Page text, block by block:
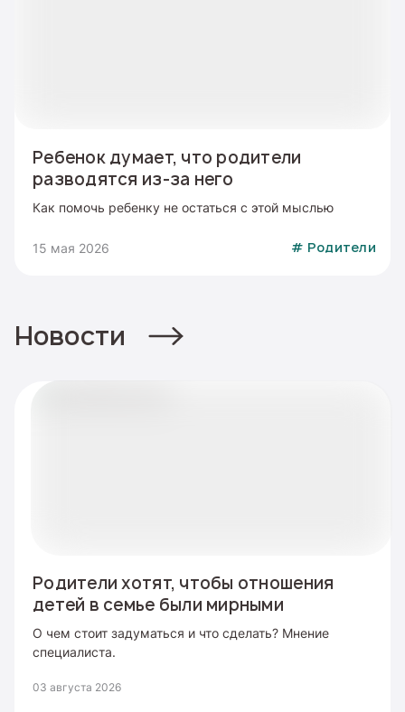
Ребенок думает, что родители
разводятся из-за него
Как помочь ребенку не остаться с этой мыслью
15 мая 2026 # Родители
Новости
Родители хотят, чтобы отношения
детей в семье были мирными
О чем стоит задуматься и что сделать? Мнение
специалиста.
03 августа 2026